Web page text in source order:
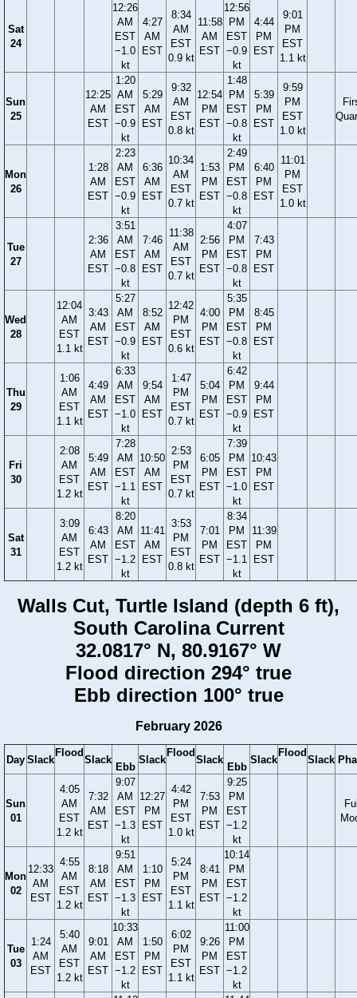
Sat
24
12:26
AM
EST
−1.0
kt
4:27
AM
EST
8:34
AM
EST
0.9 kt
11:58
AM
EST
12:56
PM
EST
−0.9
kt
4:44
PM
EST
9:01
PM
EST
1.1 kt
Sun
25
12:25
AM
EST
1:20
AM
EST
−0.9
kt
5:29
AM
EST
9:32
AM
EST
0.8 kt
12:54
PM
EST
1:48
PM
EST
−0.8
kt
5:39
PM
EST
9:59
PM
EST
1.0 kt
Mon
26
1:28
AM
EST
2:23
AM
EST
−0.9
kt
6:36
AM
EST
10:34
AM
EST
0.7 kt
1:53
PM
EST
2:49
PM
EST
−0.8
kt
6:40
PM
EST
11:01
PM
EST
1.0 kt
Tue
27
2:36
AM
EST
3:51
AM
EST
−0.8
kt
7:46
AM
EST
11:38
AM
EST
0.7 kt
2:56
PM
EST
4:07
PM
EST
−0.8
kt
7:43
PM
EST
Wed
28
12:04
AM
EST
1.1 kt
3:43
AM
EST
5:27
AM
EST
−0.9
kt
8:52
AM
EST
12:42
PM
EST
0.6 kt
4:00
PM
EST
5:35
PM
EST
−0.8
kt
8:45
PM
EST
Thu
29
1:06
AM
EST
1.1 kt
4:49
AM
EST
6:33
AM
EST
−1.0
kt
9:54
AM
EST
1:47
PM
EST
0.7 kt
5:04
PM
EST
6:42
PM
EST
−0.9
kt
9:44
PM
EST
Fri
30
2:08
AM
EST
1.2 kt
5:49
AM
EST
7:28
AM
EST
−1.1
kt
10:50
AM
EST
2:53
PM
EST
0.7 kt
6:05
PM
EST
7:39
PM
EST
−1.0
kt
10:43
PM
EST
Sat
31
3:09
AM
EST
1.2 kt
6:43
AM
EST
8:20
AM
EST
−1.2
kt
11:41
AM
EST
3:53
PM
EST
0.8 kt
7:01
PM
EST
8:34
PM
EST
−1.1
kt
11:39
PM
EST
Walls Cut, Turtle Island (depth 6 ft),
South Carolina Current
32.0817° N, 80.9167° W
Flood direction 294° true
Ebb direction 100° true
February 2026
Day Slack
Flood
Slack
Ebb
Slack
Flood
Slack
Ebb
Slack
Flood
Slack
Sun
01
4:05
AM
EST
1.2 kt
7:32
AM
EST
9:07
AM
EST
−1.3
kt
12:27
PM
EST
4:42
PM
EST
1.0 kt
7:53
PM
EST
9:25
PM
EST
−1.2
kt
Mon
02
12:33
AM
EST
4:55
AM
EST
1.2 kt
8:18
AM
EST
9:51
AM
EST
−1.3
kt
1:10
PM
EST
5:24
PM
EST
1.1 kt
8:41
PM
EST
10:14
PM
EST
−1.2
kt
Tue
03
1:24
AM
EST
5:40
AM
EST
1.2 kt
9:01
AM
EST
10:33
AM
EST
−1.2
kt
1:50
PM
EST
6:02
PM
EST
1.1 kt
9:26
PM
EST
11:00
PM
EST
−1.2
kt